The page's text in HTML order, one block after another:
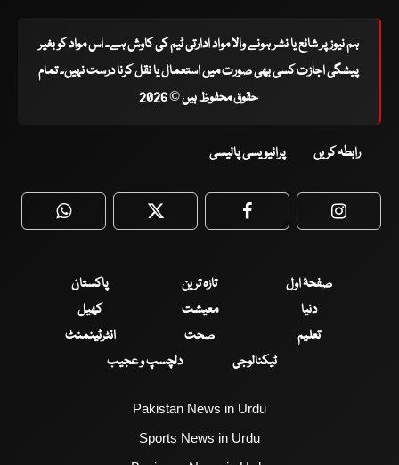
ہم نیوز پر شائع یا نشر ہونے والا مواد ادارتی ٹیم کی کاوش ہے۔ اس مواد کو بغیر
پیشگی اجازت کسی بھی صورت میں استعمال یا نقل کرنا درست نہیں۔ تمام
حقوق محفوظ ہیں © 2026
رابطہ کریں پرائیویسی پالیسی
WhatsApp Twitter Facebook
صفحۂ اول تازہ ترین
پاکستان
دنیا
معیشت
کھیل
تعلیم
صحت
انٹرٹینمنٹ
ٹیکنالوجی
دلچسپ و عجیب
Pakistan News in Urdu
Sports News in Urdu